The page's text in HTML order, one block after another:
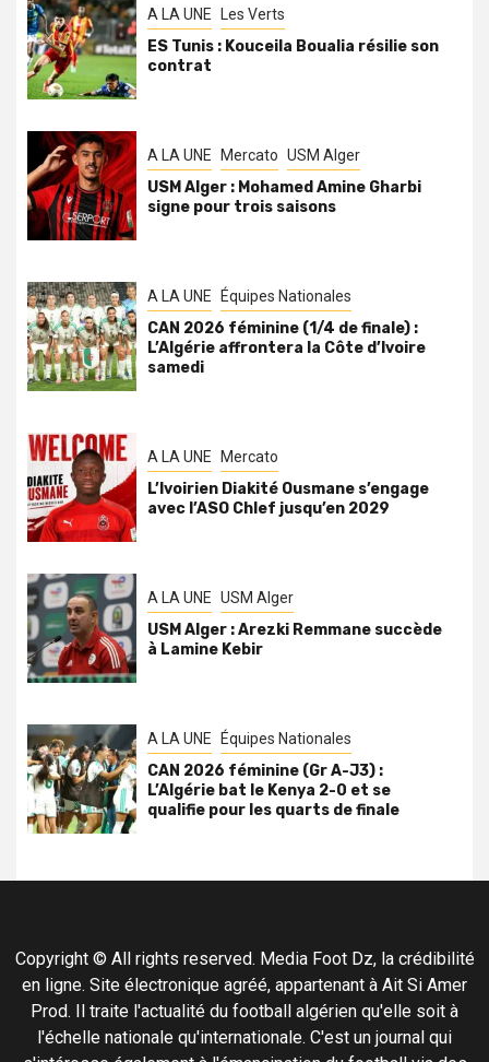
A LA UNE Les Verts
ES Tunis : Kouceila Boualia résilie son
contrat
A LA UNE Mercato USM Alger
USM Alger : Mohamed Amine Gharbi
signe pour trois saisons
A LA UNE Équipes Nationales
CAN 2026 féminine (1/4 de finale) :
L’Algérie affrontera la Côte d’Ivoire
samedi
A LA UNE Mercato
L’Ivoirien Diakité Ousmane s’engage
avec l’ASO Chlef jusqu’en 2029
A LA UNE USM Alger
USM Alger : Arezki Remmane succède
à Lamine Kebir
A LA UNE Équipes Nationales
CAN 2026 féminine (Gr A-J3) :
L’Algérie bat le Kenya 2-0 et se
qualifie pour les quarts de finale
Copyright © All rights reserved. Media Foot Dz, la crédibilité
en ligne. Site électronique agréé, appartenant à Ait Si Amer
Prod. Il traite l'actualité du football algérien qu'elle soit à
l'échelle nationale qu'internationale. C'est un journal qui